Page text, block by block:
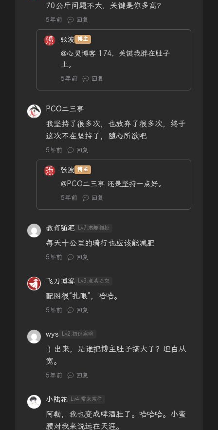
70公斤问题不大，关键是你多高？
5年前 回复
张波 博主
@心灵博客 174，关键我胖在肚子
上。
5年前 回复
PCO二三事
我坚持了很多次，也放弃了很多次，终于
这次不在坚持了，随心所欲吧
5年前 回复
张波 博主
@PCO二三事 还是坚持一点好。
5年前 回复
教育随笔 Lv7.志趣相投
每天十公里的骑行也应该能减肥
5年前 回复
飞刀博客 Lv3.点头之交
配图很“扎眼”，哈哈。
5年前 回复
wys Lv2.初识寒暄
:) 出来，是谁把博主肚子搞大了？坦白从
宽。
5年前 回复
小陆花 Lv4.常来常往
阿勒，我也变成啤酒肚了。哈哈哈。小蛮
腰对我来说远在天涯。